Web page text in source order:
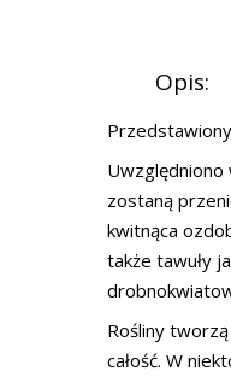
Opis:
zostaną
kwitnąca
także tawuły
Rośliny
całość. W